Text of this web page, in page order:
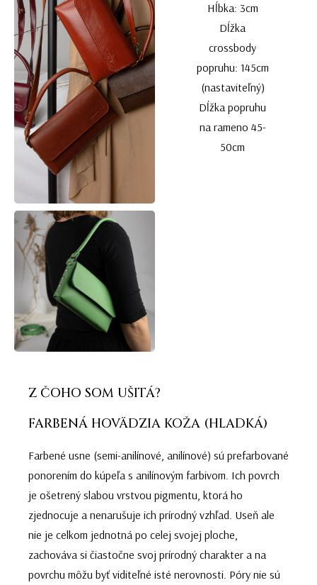
Hĺbka: 3cm
Dĺžka
crossbody
popruhu: 145cm
(nastaviteľný)
Dĺžka popruhu
na rameno 45-
50cm
Z ČOHO SOM UŠITÁ?
FARBENÁ HOVÄDZIA KOŽA (HLADKÁ)
Farbené usne (semi-anilínové, anilínové) sú prefarbované
ponorením do kúpeľa s anilínovým farbivom. Ich povrch
je ošetrený slabou vrstvou pigmentu, ktorá ho
zjednocuje a nenarušuje ich prírodný vzhľad. Useň ale
nie je celkom jednotná po celej svojej ploche,
zachováva si čiastočne svoj prírodný charakter a na
povrchu môžu byť viditeľné isté nerovnosti. Póry nie sú